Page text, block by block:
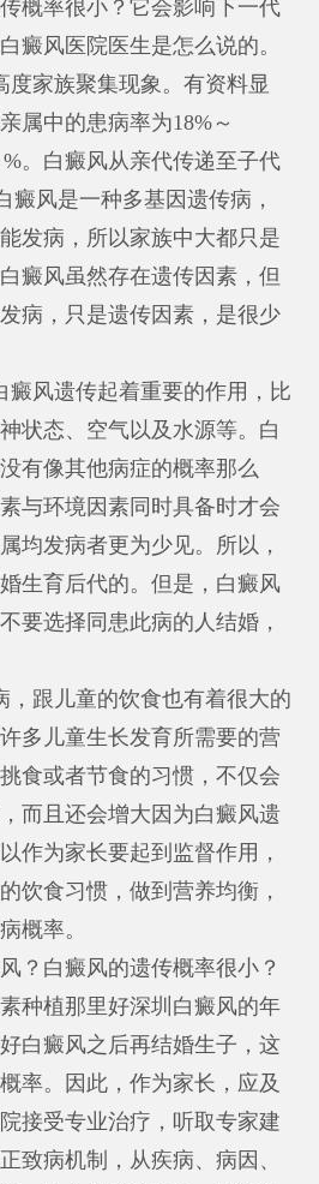
概率很小？它会影响下一代
癜风医院医生是怎么说的。
家族聚集现象。有资料显
属中的患病率为18%～
。白癜风从亲代传递至子代
癜风是一种多基因遗传病，
发病，所以家族中大都只是
癜风虽然存在遗传因素，但
病，只是遗传因素，是很少
风遗传起着重要的作用，比
状态、空气以及水源等。白
有像其他病症的概率那么
与环境因素同时具备时才会
均发病者更为少见。所以，
生育后代的。但是，白癜风
要选择同患此病的人结婚，
跟儿童的饮食也有着很大的
多儿童生长发育所需要的营
食或者节食的习惯，不仅会
而且还会增大因为白癜风遗
作为家长要起到监督作用，
饮食习惯，做到营养均衡，
概率。
白癜风的遗传概率很小？
种植那里好深圳 白癜风的年
白癜风之后再结婚生子，这
率。因此，作为家长，应及
接受专业治疗，听取专家建
致病机制，从疾病、病因、